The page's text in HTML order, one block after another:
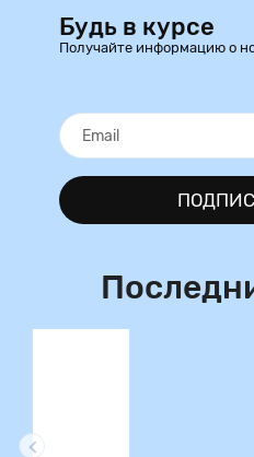
Будь в курсе
Получайте информацию о